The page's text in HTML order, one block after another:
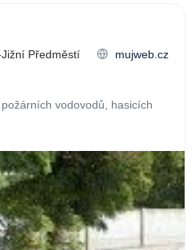
Předměstí
mujweb.cz
vodovodů, hasicích